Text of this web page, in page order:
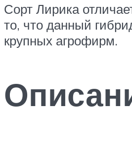
Сорт Лирика
то, что данный
крупных агрофирм.